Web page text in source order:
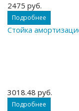
2475 руб.
Подробнее
Стойка
3018.48 руб.
Подробнее